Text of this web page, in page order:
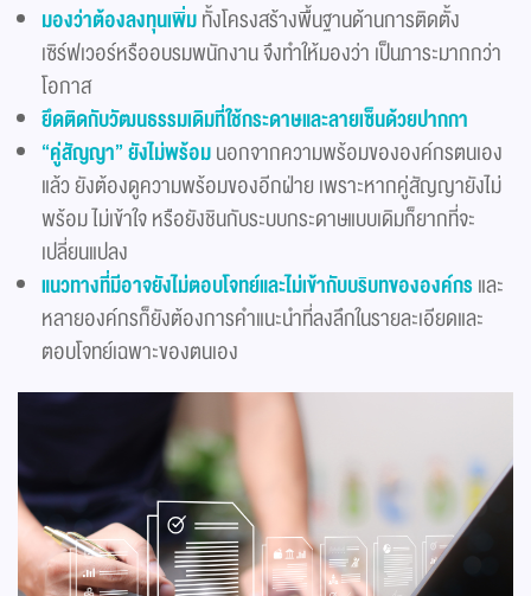
มองว่าต้องลงทุนเพิ่มทั้งโครงสร้างพื้นฐานด้านการติดตั้ง
เซิร์ฟเวอร์หรืออบรมพนักงาน จึงทำให้มองว่า เป็นภาระมากกว่า
โอกาส
ยึดติดกับวัฒนธรรมเดิมที่ใช้กระดาษและลายเซ็นด้วยปากกา
“คู่สัญญา” ยังไม่พร้อมนอกจากความพร้อมขององค์กรตนเอง
แล้ว ยังต้องดูความพร้อมของอีกฝ่าย เพราะหากคู่สัญญายังไม่
พร้อม ไม่เข้าใจ หรือยังชินกับระบบกระดาษแบบเดิมก็ยากที่จะ
เปลี่ยนแปลง
แนวทางที่มีอาจยังไม่ตอบโจทย์และไม่เข้ากับบริบทขององค์กรและ
หลายองค์กรก็ยังต้องการคำแนะนำที่ลงลึกในรายละเอียดและ
ตอบโจทย์เฉพาะของตนเอง